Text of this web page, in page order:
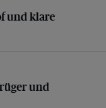
und klare
und Blender
und